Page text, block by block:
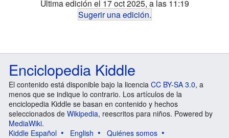
Última edición el 17 oct 2025, a las 11:19
Sugerir una edición.
Enciclopedia Kiddle
El contenido está disponible bajo la licencia CC BY-SA 3.0, a
menos que se indique lo contrario. Los artículos de la
enciclopedia Kiddle se basan en contenido y hechos
seleccionados de Wikipedia, reescritos para niños. Powered by
MediaWiki.
Kiddle Español
English
Quiénes somos